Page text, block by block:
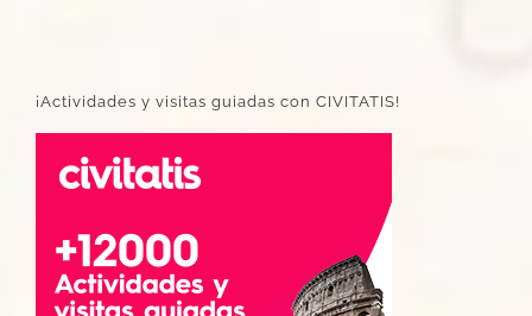
¡Actividades y visitas guiadas con CIVITATIS!